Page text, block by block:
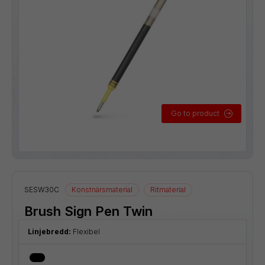
Go to product
SESW30C Konstnärsmaterial Ritmaterial
Brush Sign Pen Twin
Linjebredd: Flexibel